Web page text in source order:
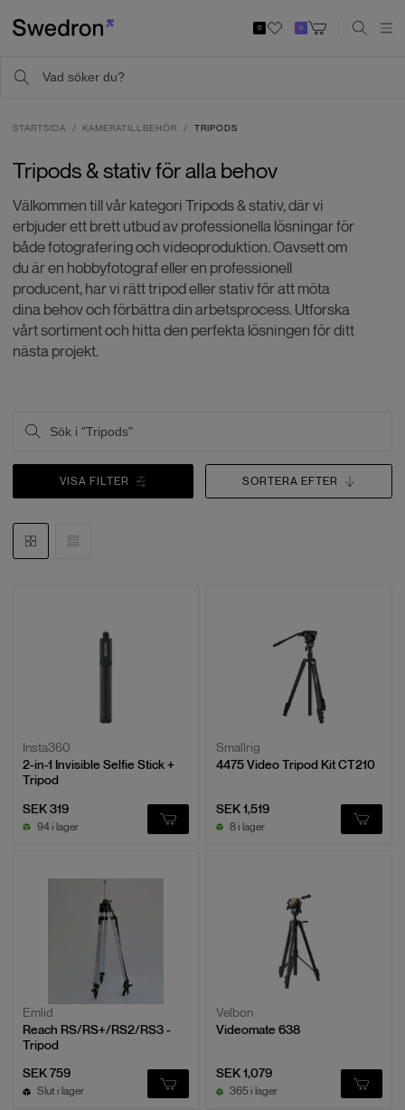
0 0
STARTSIDA KAMERATILLBEHÖR TRIPODS
Tripods & stativ för alla behov
Välkommen till vår kategori Tripods & stativ, där vi
erbjuder ett brett utbud av professionella lösningar för
både fotografering och videoproduktion. Oavsett om
du är en hobbyfotograf eller en professionell
producent, har vi rätt tripod eller stativ för att möta
dina behov och förbättra din arbetsprocess. Utforska
vårt sortiment och hitta den perfekta lösningen för ditt
nästa projekt.
VISA FILTER SORTERA EFTER
Insta360
2-in-1 Invisible Selfie Stick +
Tripod
SEK 319
94 i lager
Smallrig
4475 Video Tripod Kit CT210
SEK 1,519
8 i lager
Emlid
Reach RS/RS+/RS2/RS3 -
Tripod
SEK 759
Slut i lager
Velbon
Videomate 638
SEK 1,079
365 i lager